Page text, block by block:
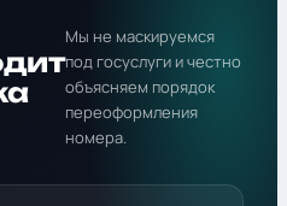
Мы не маскируемся
под госуслуги и честно
объясняем порядок
переоформления
номера.